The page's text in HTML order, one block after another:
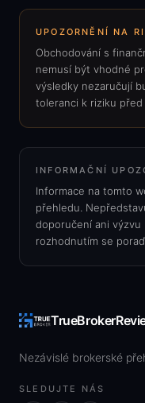
UPOZORNĚNÍ NA
Obchodování s
nemusí být vhodné
výsledky nezaručují
toleranci k riziku před
INFORMAČNÍ
Informace na tomto
přehledu.
doporučení ani výzvu
rozhodnutím se
Nezávislé brokerské
SLEDUJTE NÁS